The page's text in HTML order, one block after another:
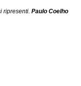
ripresenti. Paulo Coelho